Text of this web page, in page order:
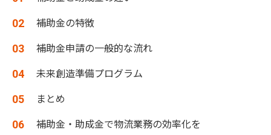
補助金の特徴
補助金申請の一般的な流れ
未来創造準備プログラム
まとめ
補助金・助成金で物流業務の効率化を